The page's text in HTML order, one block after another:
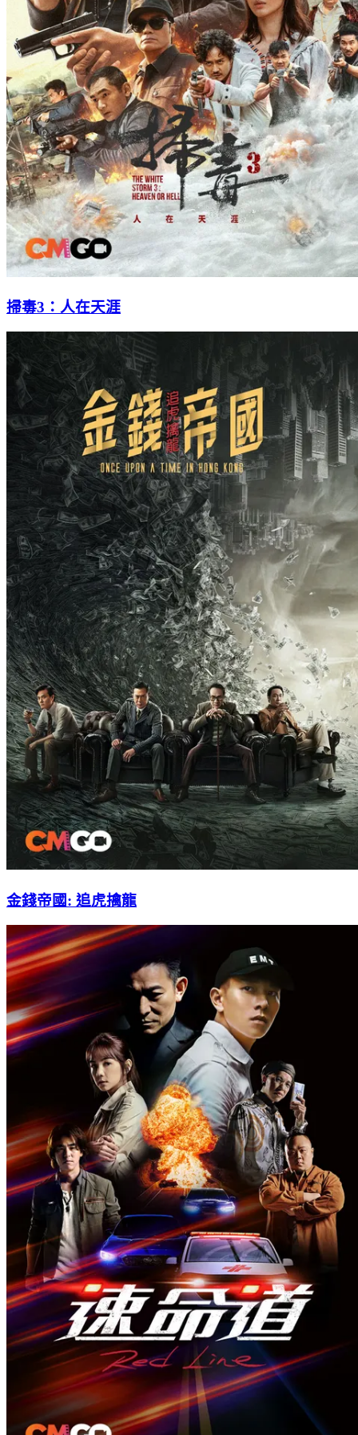
掃毒3：人在天涯
金錢帝國: 追虎擒龍